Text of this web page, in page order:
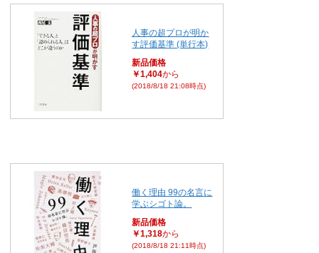
人事の超プロが明か
す評価基準 (単行本)
新品価格
￥1,404から
(2018/8/18 21:08時点)
働く理由 99の名言に
学ぶシゴト論。
新品価格
￥1,318から
(2018/8/18 21:11時点)